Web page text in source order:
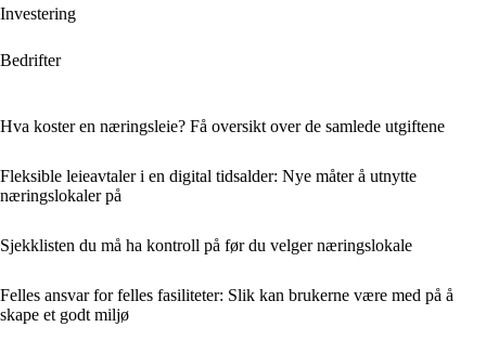
Investering
Bedrifter
Hva koster en næringsleie? Få oversikt over de samlede utgiftene
Fleksible leieavtaler i en digital tidsalder: Nye måter å utnytte
næringslokaler på
Sjekklisten du må ha kontroll på før du velger næringslokale
Felles ansvar for felles fasiliteter: Slik kan brukerne være med på å
skape et godt miljø